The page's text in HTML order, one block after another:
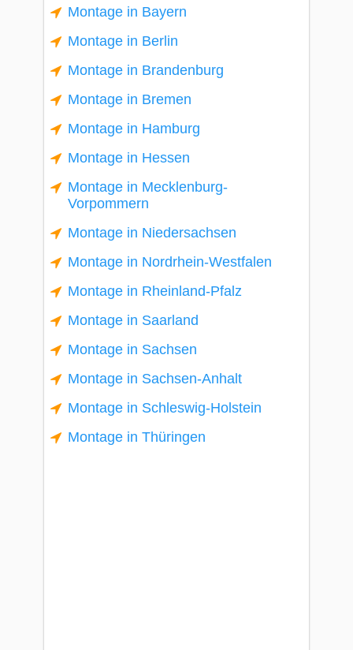
Montage in Bayern
Montage in Berlin
Montage in Brandenburg
Montage in Bremen
Montage in Hamburg
Montage in Hessen
Montage in Mecklenburg-
Vorpommern
Montage in Niedersachsen
Montage in Nordrhein-Westfalen
Montage in Rheinland-Pfalz
Montage in Saarland
Montage in Sachsen
Montage in Sachsen-Anhalt
Montage in Schleswig-Holstein
Montage in Thüringen